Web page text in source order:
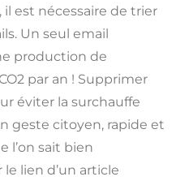
est nécessaire de trier
Un seul email
production de
par an ! Supprimer
éviter la surchauffe
geste citoyen, rapide et
l’on sait bien
lien d’un article